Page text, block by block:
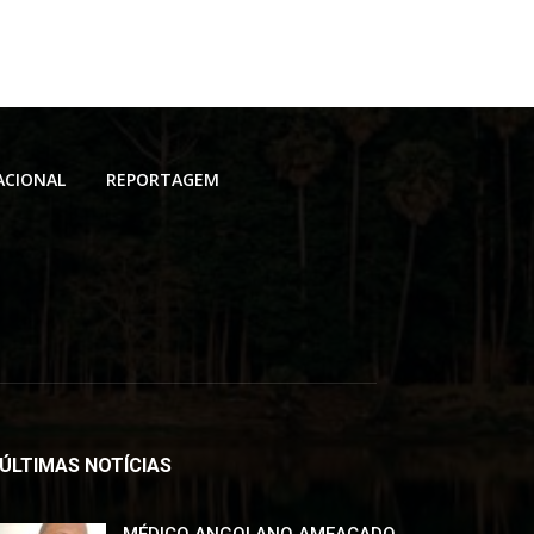
REPORTAGEM
ÚLTIMAS NOTÍCIAS